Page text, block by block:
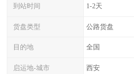
到站时间 1-2天
货盘类型 公路货盘
目的地 全国
启运地-城市 西安